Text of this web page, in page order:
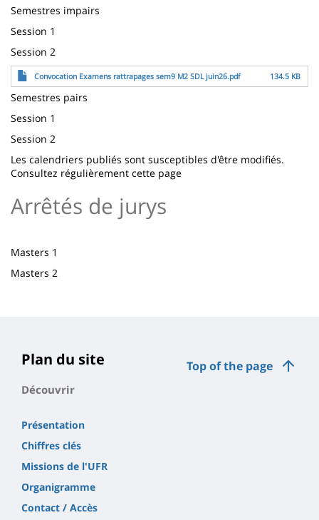
Semestres impairs
Session 1
Session 2
ArchivoConvocation Examens rattrapages sem9 M2 SDL juin26.pdf 134.5 KB
Semestres pairs
Session 1
Session 2
Les calendriers publiés sont susceptibles d'être modifiés.
Consultez régulièrement cette page
Arrêtés de jurys
Masters 1
Masters 2
Top of the page
Plan du site
Découvrir
Présentation
Chiffres clés
Missions de l'UFR
Organigramme
Contact / Accès